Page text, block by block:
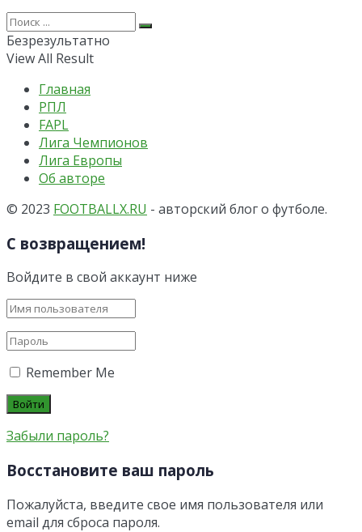
Безрезультатно
View All Result
Главная
РПЛ
FAPL
Лига Чемпионов
Лига Европы
Об авторе
© 2023 FOOTBALLX.RU - авторский блог о футболе.
С возвращением!
Войдите в свой аккаунт ниже
Remember Me
Забыли пароль?
Восстановите ваш пароль
Пожалуйста, введите свое имя пользователя или
email для сброса пароля.